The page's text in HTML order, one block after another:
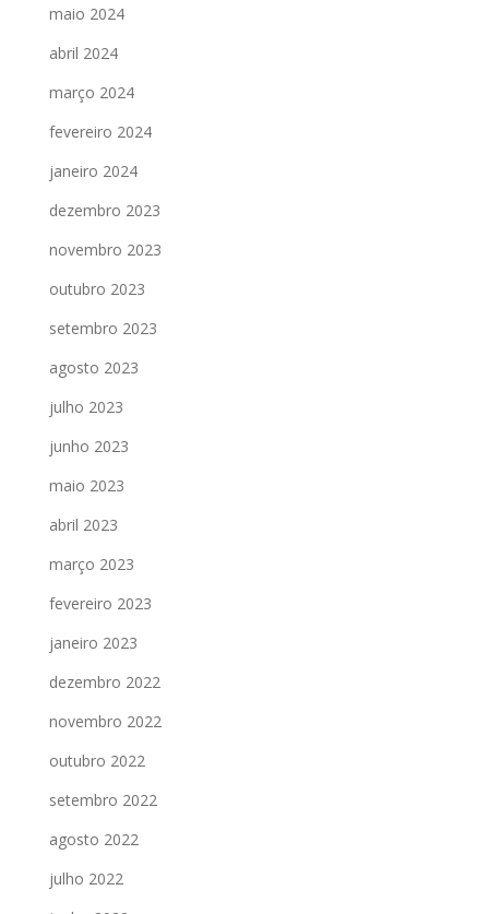
maio 2024
abril 2024
março 2024
fevereiro 2024
janeiro 2024
dezembro 2023
novembro 2023
outubro 2023
setembro 2023
agosto 2023
julho 2023
junho 2023
maio 2023
abril 2023
março 2023
fevereiro 2023
janeiro 2023
dezembro 2022
novembro 2022
outubro 2022
setembro 2022
agosto 2022
julho 2022